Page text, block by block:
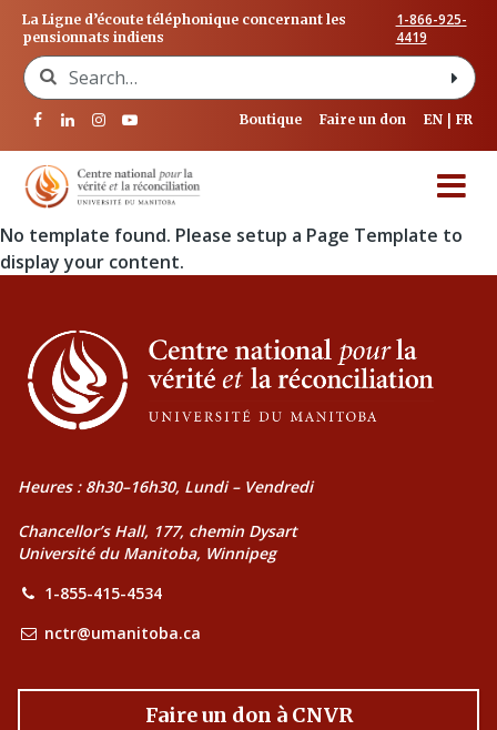
La Ligne d’écoute téléphonique concernant les
pensionnats indiens
1-866-925-
4419
Search for:
Boutique Faire un don EN FR
No template found. Please setup a Page Template to
display your content.
Heures : 8h30–16h30, Lundi – Vendredi
Chancellor’s Hall, 177, chemin Dysart
Université du Manitoba, Winnipeg
1-855-415-4534
nctr@umanitoba.ca
Faire un don à CNVR